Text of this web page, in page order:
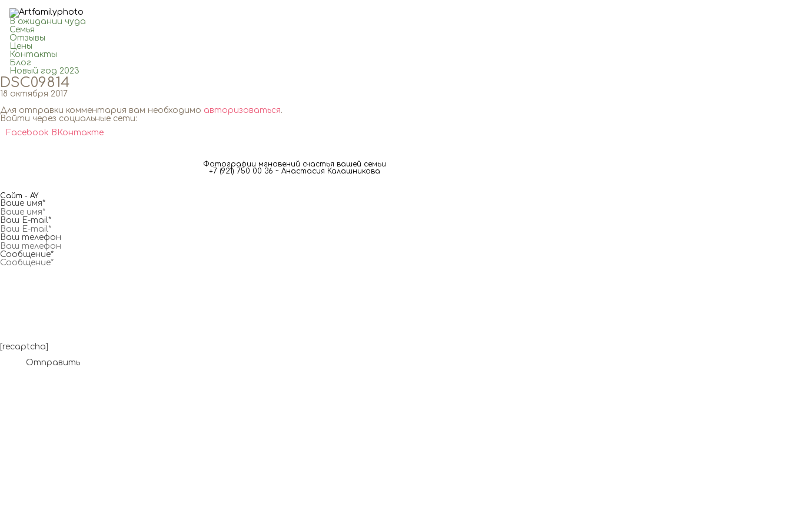
В ожидании чуда
Семья
Отзывы
Цены
Контакты
Блог
Новый год 2023
DSC09814
18 октября 2017
Для отправки комментария вам необходимо авторизоваться.
Войти через социальные сети:
Facebook ВКонтакте
Фотографии мгновений счастья вашей семьи
+7 (921) 750 00 36 ~ Анастасия Калашникова
Сайт - AY
Ваше имя*
Ваш E-mail*
Ваш телефон
Сообщение*
[recaptcha]